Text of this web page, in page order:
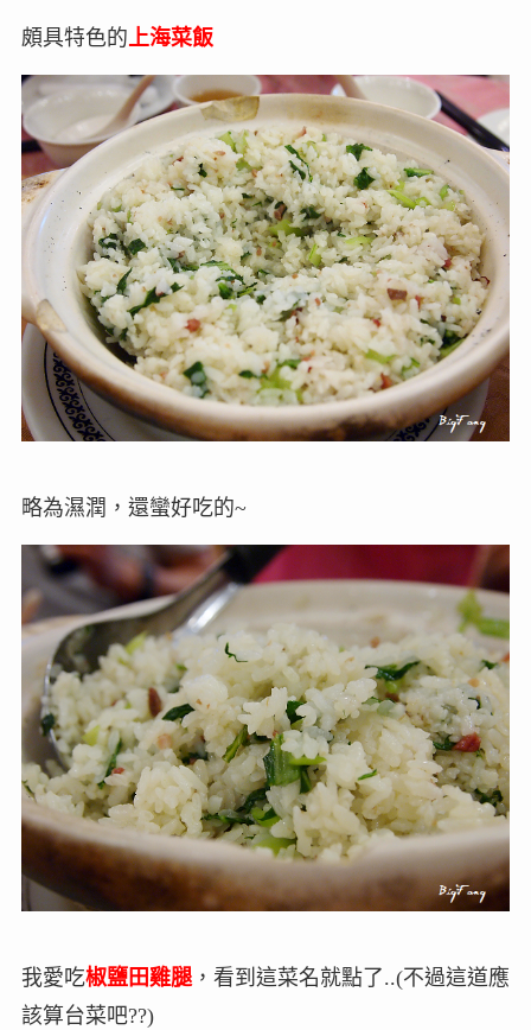
頗具特色的 上海菜飯
略為濕潤，還蠻好吃的~
我愛吃椒鹽田雞腿，看到這菜名就點了..(不過這道應
該算台菜吧??)